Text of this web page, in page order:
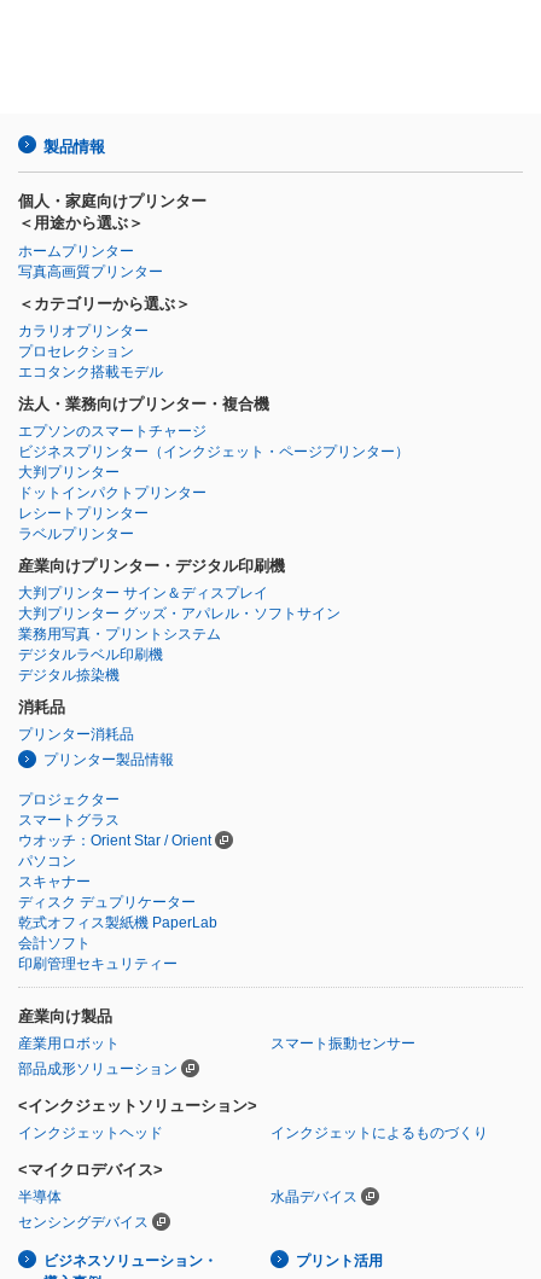
製品情報
個人・家庭向けプリンター
＜用途から選ぶ＞
ホームプリンター
写真高画質プリンター
＜カテゴリーから選ぶ＞
カラリオプリンター
プロセレクション
エコタンク搭載モデル
法人・業務向けプリンター・複合機
エプソンのスマートチャージ
ビジネスプリンター （インクジェット・ページプリンター）
大判プリンター
ドットインパクトプリンター
レシートプリンター
ラベルプリンター
産業向けプリンター・デジタル印刷機
大判プリンター サイン＆ディスプレイ
大判プリンター グッズ・アパレル・ソフトサイン
業務用写真・プリントシステム
デジタルラベル印刷機
デジタル捺染機
消耗品
プリンター消耗品
プリンター製品情報
プロジェクター
スマートグラス
ウオッチ：Orient Star / Orient
パソコン
スキャナー
ディスク デュプリケーター
乾式オフィス製紙機 PaperLab
会計ソフト
印刷管理セキュリティー
産業向け製品
産業用ロボット
スマート振動センサー
部品成形ソリューション
<インクジェットソリューション>
インクジェットヘッド インクジェットによるものづくり
<マイクロデバイス>
半導体
水晶デバイス
センシングデバイス
ビジネスソリューション・
プリント活用